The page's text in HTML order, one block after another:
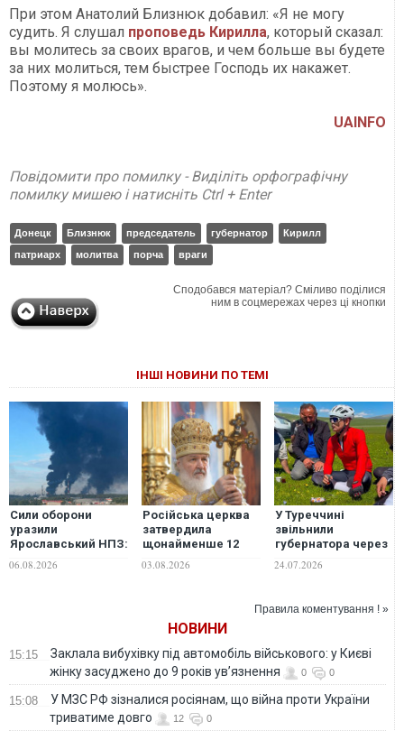
При этом Анатолий Близнюк добавил: «Я не могу
судить. Я слушал проповедь Кирилла, который сказал:
вы молитесь за своих врагов, и чем больше вы будете
за них молиться, тем быстрее Господь их накажет.
Поэтому я молюсь».
UAINFO
Повідомити про помилку - Виділіть орфографічну
помилку мишею і натисніть Ctrl + Enter
Донецк Близнюк председатель губернатор
Кирилл
патриарх
молитва порча враги
Сподобався матеріал? Сміливо поділися
ним в соцмережах через ці кнопки
ІНШІ НОВИНИ ПО ТЕМІ
Сили оборони
уразили
Ярославський НПЗ:
заявив про
06.08.2026
Російська церква
затвердила
щонайменше 12
благословляють
03.08.2026
У Туреччині
звільнили
губернатора через
велосипедних
24.07.2026
Правила коментування ! »
НОВИНИ
15:15
Заклала вибухівку під автомобіль військового: у Києві
жінку засуджено до 9 років ув’язнення
0 0
15:08
У МЗС РФ зізналися росіянам, що війна проти України
триватиме довго
12 0